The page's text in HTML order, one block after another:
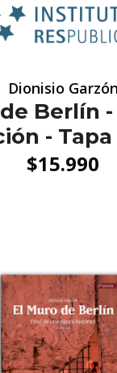
Dionisio Garzón
Berlín
-
$15.990